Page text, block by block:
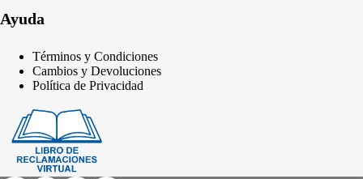
Ayuda
Términos y Condiciones
Cambios y Devoluciones
Política de Privacidad